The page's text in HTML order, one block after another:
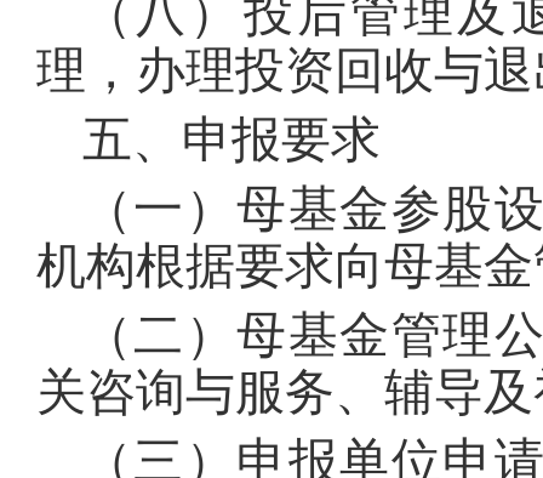
（八）投后管理
理，办理投资回收与
五、申报要求
（一）母基金参股
机构根据要求向母基
（二）母基金管理
关咨询与服务、辅导
（三）申报单位申